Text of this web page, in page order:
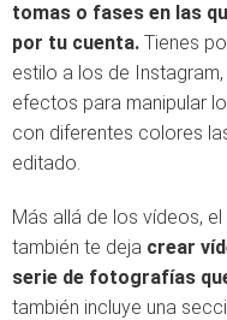
tomas o fases en las
por tu cuenta. Tienes
estilo a los de
efectos para manipular
con diferentes colores
editado.
Más allá de los vídeos,
también te deja crear
serie de fotografías
también incluye una